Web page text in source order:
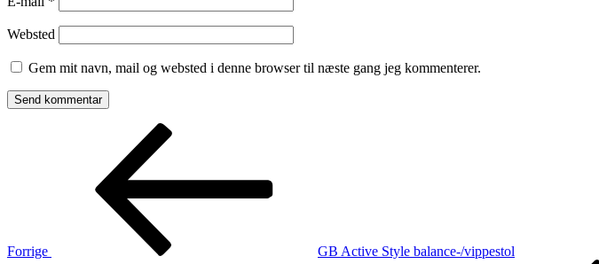
Websted
Gem mit navn, mail og websted i denne browser til næste gang jeg kommenterer.
Indlægsnavigation
Forrige
GB Active Style balance-/vippestol